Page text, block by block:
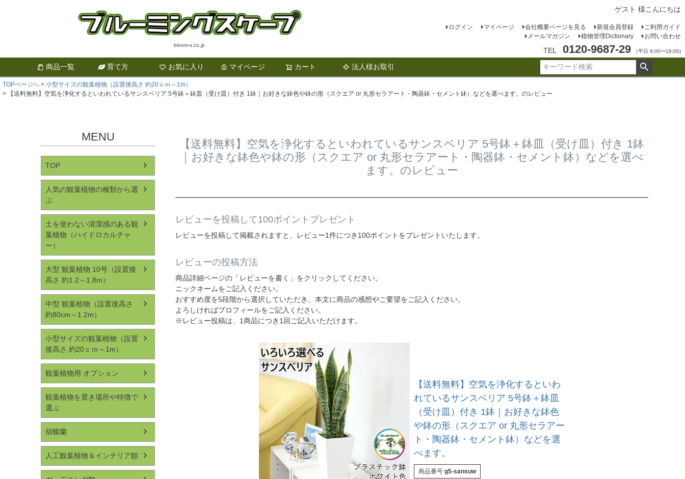
bloom-s.co.jp
ゲスト 様こんにちは
ログイン マイページ 会社概要ページを見る 新規会員登録
ご利用ガイド
メールマガジン
植物管理Dictionary お問い合わせ
TEL 0120-9687-29 （平日 9:00〜16:00)
商品一覧 育て方 お気に入り マイページ カート 法人様お取引
検索
TOPページへ
小型サイズの観葉植物（設置後高さ 約20ｃｍ～1m）
【送料無料】空気を浄化するといわれているサンスベリア 5号鉢＋鉢皿（受け皿）付き 1鉢｜お好きな鉢色や鉢の形（スクエア or 丸形セラアート・陶器鉢・セメント鉢）などを選べます。のレビュー
MENU
TOP
人気の観葉植物の種類から選
ぶ
土を使わない清潔感のある観
葉植物（ハイドロカルチャ
ー）
大型 観葉植物 10号（設置後
高さ 約1.2～1.8m）
中型 観葉植物（設置後高さ
約80cm～1.2m）
小型サイズの観葉植物（設置
後高さ 約20ｃｍ～1m）
観葉植物用 オプション
観葉植物を置き場所や特徴で
選ぶ
胡蝶蘭
人工観葉植物＆インテリア館
【送料無料】空気を浄化するといわれているサンスベリア 5号鉢＋鉢皿（受け皿）付き 1鉢
｜お好きな鉢色や鉢の形（スクエア or 丸形セラアート・陶器鉢・セメント鉢）などを選べ
ます。のレビュー
レビューを投稿して100ポイントプレゼント
レビューを投稿して掲載されますと、レビュー1件につき100ポイントをプレゼントいたします。
レビューの投稿方法
商品詳細ページの「レビューを書く」をクリックしてください。
ニックネームをご記入ください。
おすすめ度を5段階から選択していただき、本文に商品の感想やご要望をご記入ください。
よろしければプロフィールをご記入ください。
※レビュー投稿は、1商品につき1回ご記入いただけます。
【送料無料】空気を浄化するといわ
れているサンスベリア 5号鉢＋鉢皿
（受け皿）付き 1鉢｜お好きな鉢色
や鉢の形（スクエア or 丸形セラアー
ト・陶器鉢・セメント鉢）などを選
べます。
商品番号 g5-sansuw